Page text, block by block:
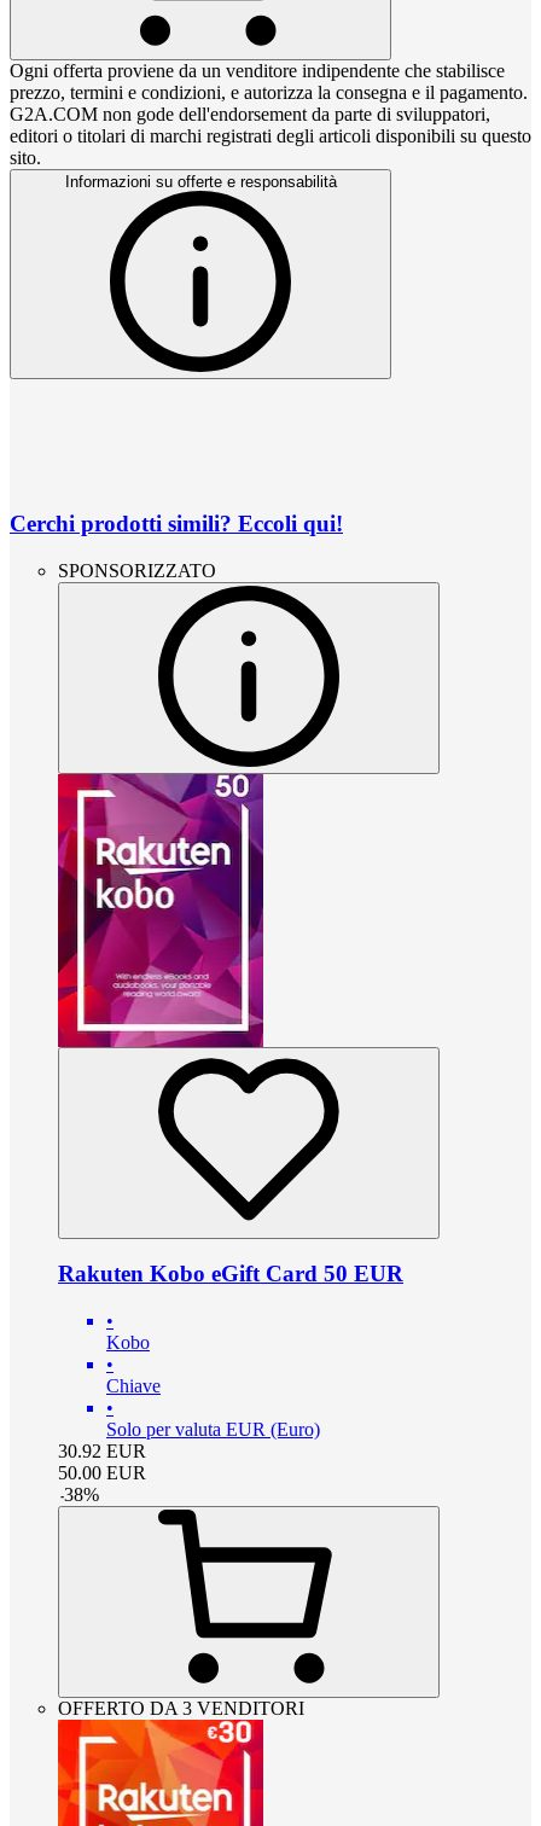
Ogni offerta proviene da un venditore indipendente che stabilisce
prezzo, termini e condizioni, e autorizza la consegna e il pagamento.
G2A.COM non gode dell'endorsement da parte di sviluppatori,
editori o titolari di marchi registrati degli articoli disponibili su questo
sito.
Informazioni su offerte e responsabilità
Cerchi prodotti simili? Eccoli qui!
SPONSORIZZATO
Rakuten Kobo eGift Card 50 EUR
•
Kobo
•
Chiave
•
Solo per valuta EUR (Euro)
30.92 EUR
50.00 EUR
-38%
OFFERTO DA 3 VENDITORI